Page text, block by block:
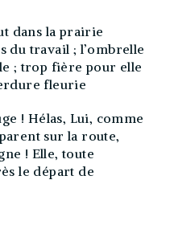
dans la prairie
du travail ; l’ombrelle
; trop fière pour elle
fleurie
! Hélas, Lui, comme
sur la route,
! Elle, toute
le départ de